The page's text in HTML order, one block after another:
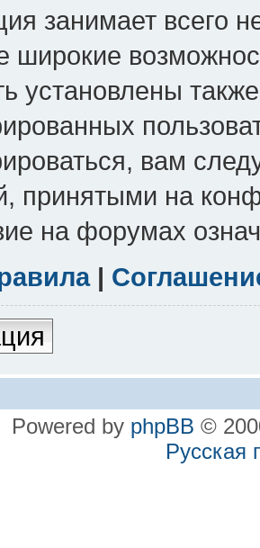
занимает всего
широкие
установлены
вам
принятыми на
на форумах
|
Powered by phpBB ©
Русская